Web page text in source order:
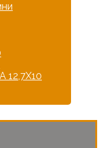
12,7Х10